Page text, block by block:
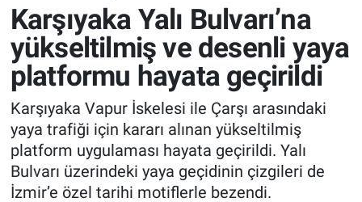
Karşıyaka Yalı Bulvarı’na
yükseltilmiş ve desenli yaya
platformu hayata geçirildi
Karşıyaka Vapur İskelesi ile Çarşı arasındaki
yaya trafiği için kararı alınan yükseltilmiş
platform uygulaması hayata geçirildi. Yalı
Bulvarı üzerindeki yaya geçidinin çizgileri de
İzmir’e özel tarihi motiflerle bezendi.